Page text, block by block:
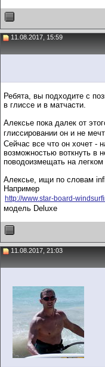
11.08.2017, 15:59
Ребята, вы подходите с
в глиссе и в матчасти.
Алексье пока далек от
глиссировании он и не
Сейчас все что он хочет -
возможностью воткнуть в
поводоизмещать на легком
Алексье, ищи по словам
Например
http://www.star-board-
модель Deluxe
11.08.2017, 21:03